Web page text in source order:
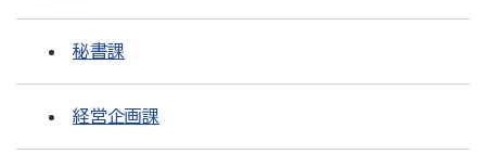
秘書課
経営企画課